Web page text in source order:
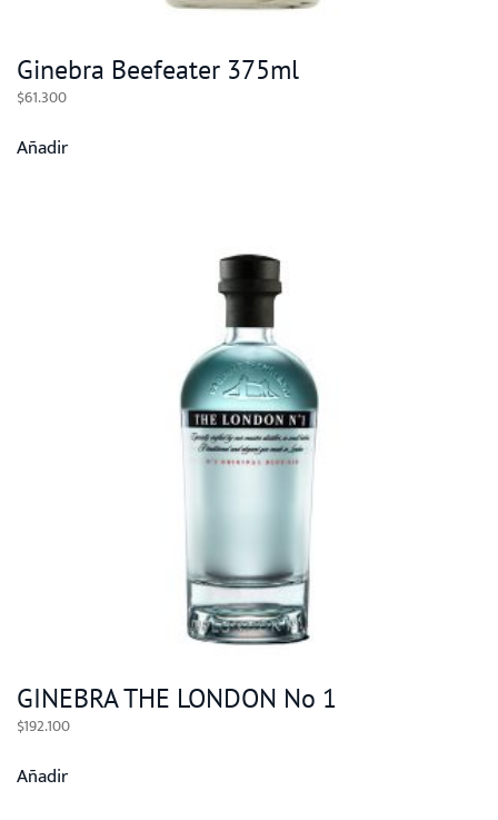
Ginebra Beefeater 375ml
$61.300
Añadir
GINEBRA THE LONDON No 1
$192.100
Añadir